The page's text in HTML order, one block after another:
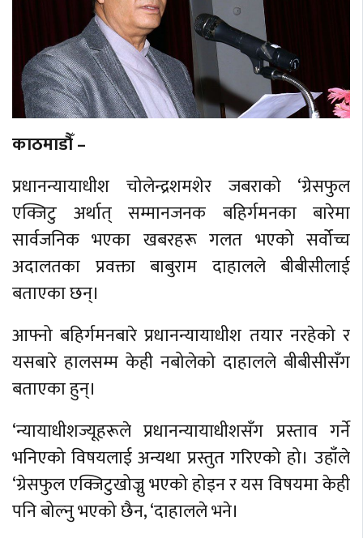
काठमाडौँ –
प्रधानन्यायाधीश चोलेन्द्रशमशेर जबराको ‘ग्रेसफुल
एक्जिटु अर्थात् सम्मानजनक बहिर्गमनका बारेमा
सार्वजनिक भएका खबरहरू गलत भएको सर्वोच्च
अदालतका प्रवक्ता बाबुराम दाहालले बीबीसीलाई
बताएका छन्।
आफ्नो बहिर्गमनबारे प्रधानन्यायाधीश तयार नरहेको र
यसबारे हालसम्म केही नबोलेको दाहालले बीबीसीसँग
बताएका हुन्।
‘न्यायाधीशज्यूहरूले प्रधानन्यायाधीशसँग प्रस्ताव गर्ने
भनिएको विषयलाई अन्यथा प्रस्तुत गरिएको हो। उहाँले
‘ग्रेसफुल एक्जिटुखोज्नु भएको होइन र यस विषयमा केही
पनि बोल्नु भएको छैन, ‘दाहालले भने।